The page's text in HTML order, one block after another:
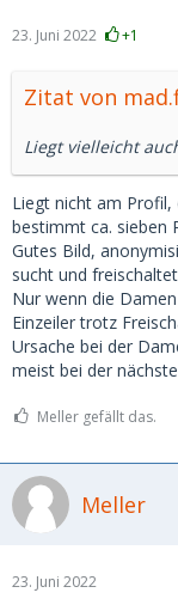
23. Juni 2022 +1
Zitat von
Liegt vielleicht
Liegt nicht am
bestimmt ca. sieben
Gutes Bild,
sucht und
Nur wenn die
Einzeiler trotz
Ursache bei der
meist bei der
Meller gefällt das.
Meller
23. Juni 2022